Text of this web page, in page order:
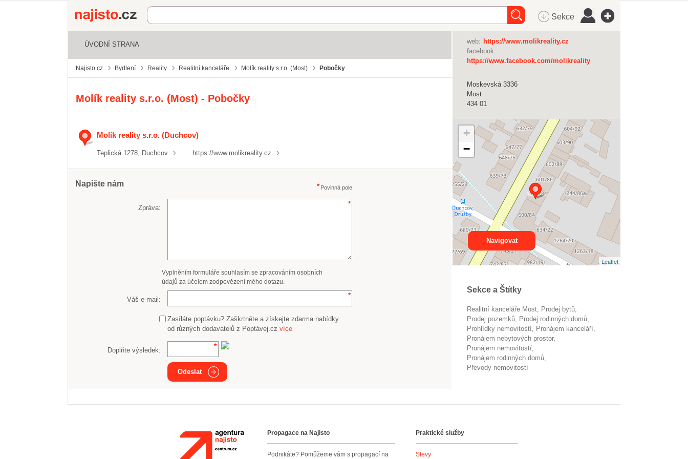
Najisto.cz Sekce
ÚVODNÍ STRANA
Najisto.cz Bydlení Reality Realitní kanceláře Molík reality s.r.o. (Most) Pobočky
Molík reality s.r.o. (Most) - Pobočky
Molík reality s.r.o. (Duchcov)
Teplická 1278, Duchcov https://www.molikreality.cz
Napište nám Povinná pole
Zpráva:
Vyplněním formuláře souhlasím se zpracováním osobních
údajů za účelem zodpovězení mého dotazu.
Váš e-mail:
Zasíláte poptávku? Zaškrtněte a získejte zdarma nabídky
od různých dodavatelů z Poptávej.cz více
Doplňte výsledek:
Odeslat
web: https://www.molikreality.cz
facebook:
https://www.facebook.com/molikreality
Moskevská 3336
Most
434 01
+
−
Leaflet
Navigovat
Sekce a Štítky
Realitní kanceláře Most
prodej bytů
prodej pozemků
prodej rodinných domů
prohlídky nemovitostí
pronájem kanceláří
pronájem nebytových prostor
pronájem nemovitostí
pronájem rodinných domů
převody nemovitostí
Agentura NajistoPropagace na Najisto
Podnikáte? Pomůžeme vám s propagací na
Praktické služby
Slevy